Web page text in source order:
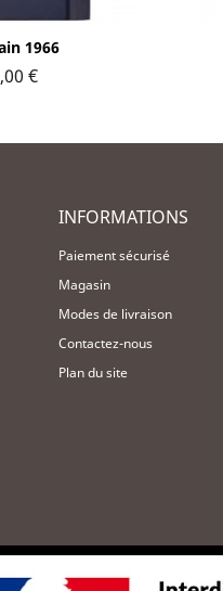
1966
€
rapide
INFORMATIONS
Paiement sécurisé
Magasin
Modes de livraison
Contactez-nous
Plan du site